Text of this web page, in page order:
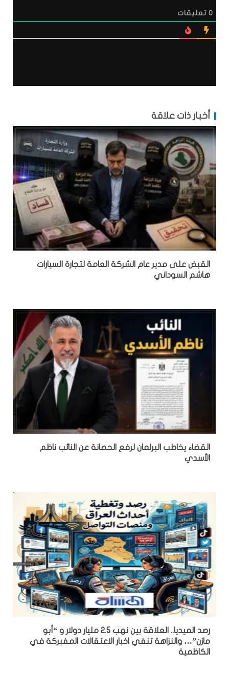
0 تعليقات
أخبار ذات علاقة
القبض على مدير عام الشركة العامة لتجارة السيارات
هاشم السوداني
القضاء يخاطب البرلمان لرفع الحصانة عن النائب ناظم
الأسدي
رصد الميديا.. العلاقة بين نهب 2.5 مليار دولار و “أبو
مازن”… والنزاهة تنفي اخبار الاعتقالات المفبركة في
الكاظمية